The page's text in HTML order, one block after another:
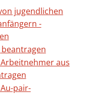
jugendlichen
-
aus
pair-